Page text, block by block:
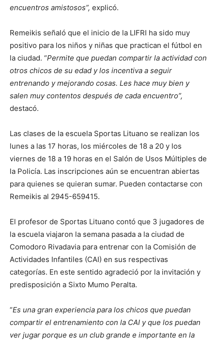
encuentros amistosos”, explicó.
Remeikis señaló que el inicio de la LIFRI ha sido muy
positivo para los niños y niñas que practican el fútbol en
la ciudad. “Permite que puedan compartir la actividad con
otros chicos de su edad y los incentiva a seguir
entrenando y mejorando cosas. Les hace muy bien y
salen muy contentos después de cada encuentro”,
destacó.
Las clases de la escuela Sportas Lituano se realizan los
lunes a las 17 horas, los miércoles de 18 a 20 y los
viernes de 18 a 19 horas en el Salón de Usos Múltiples de
la Policía. Las inscripciones aún se encuentran abiertas
para quienes se quieran sumar. Pueden contactarse con
Remeikis al 2945-659415.
El profesor de Sportas Lituano contó que 3 jugadores de
la escuela viajaron la semana pasada a la ciudad de
Comodoro Rivadavia para entrenar con la Comisión de
Actividades Infantiles (CAI) en sus respectivas
categorías. En este sentido agradeció por la invitación y
predisposición a Sixto Mumo Peralta.
“Es una gran experiencia para los chicos que puedan
compartir el entrenamiento con la CAI y que los puedan
ver jugar porque es un club grande e importante en la